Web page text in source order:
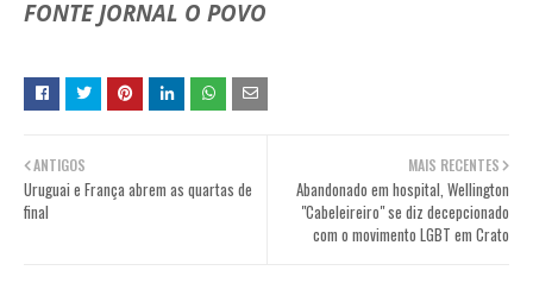
FONTE JORNAL O POVO
MAIS RECENTES
Abandonado em hospital, Wellington
"Cabeleireiro" se diz decepcionado
com o movimento LGBT em Crato
ANTIGOS
Uruguai e França abrem as quartas de
final